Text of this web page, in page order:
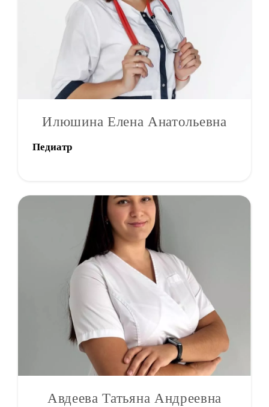
Илюшина Елена Анатольевна
Педиатр
Авдеева Татьяна Андреевна